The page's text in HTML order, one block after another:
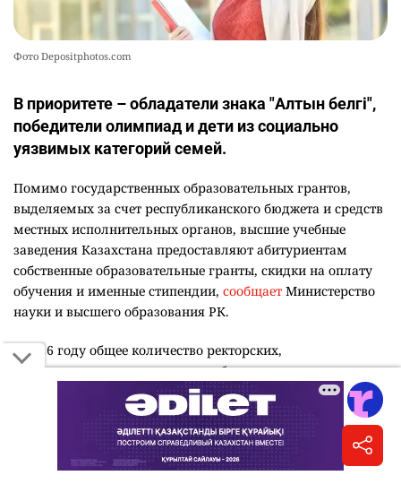
Фото Depositphotos.com
В приоритете – обладатели знака "Алтын белгі",
победители олимпиад и дети из социально
уязвимых категорий семей.
Помимо государственных образовательных грантов,
выделяемых за счет республиканского бюджета и средств
местных исполнительных органов, высшие учебные
заведения Казахстана предоставляют абитуриентам
собственные образовательные гранты, скидки на оплату
обучения и именные стипендии, сообщает Министерство
науки и высшего образования РК.
В 2026 году общее количество ректорских,
университетских и внутренних образовательных грантов,
предлагаемых казахстанскими вузами, превышает 2000.
Каждый университет самостоятельно определяет
количество грантов, порядок их предоставления и
критерии отбора. При рассмотрении заявок учитываются
результаты Единого национального тестирования,